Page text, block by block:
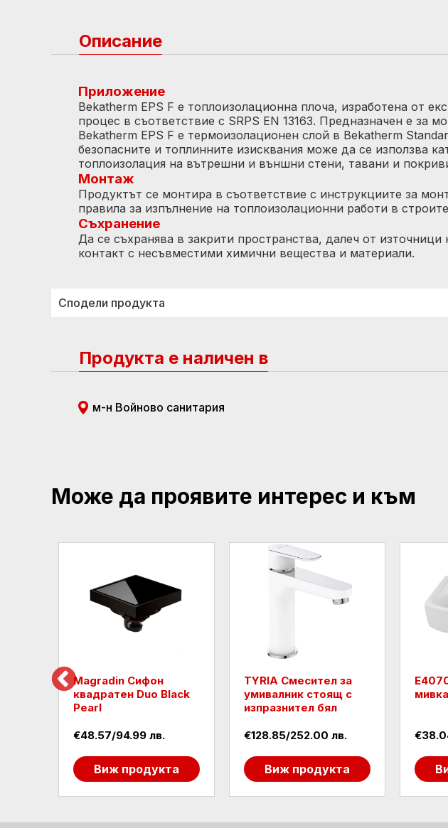
Описание
Приложение
Bekatherm EPS F е топлоизолационна плоча, изработена от
процес в съответствие с SRPS EN 13163. Предназначен е за
Bekatherm EPS F е термоизолационен слой в Bekatherm
безопасните и топлинните изисквания може да се използва
топлоизолация на вътрешни и външни стени, тавани и
Монтаж
Продуктът се монтира в съответствие с инструкциите за
правила за изпълнение на топлоизолационни работи в
Съхранение
Да се съхранява в закрити пространства, далеч от
контакт с несъвместими химични вещества и материали.
Сподели продукта
Продукта е наличен в
м-н Войново санитария
Може да проявите интерес и към
Magradin Сифон
квадратен Duo Black
Pearl
€48.57/94.99 лв.
Виж продукта
TYRIA Смесител за
умивалник стоящ с
изпразнител бял
€128.85/252.00 лв.
Виж продукта